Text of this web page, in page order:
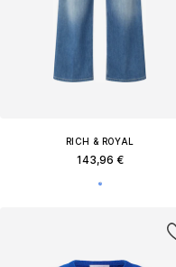
RICH & ROYAL
143,96 €